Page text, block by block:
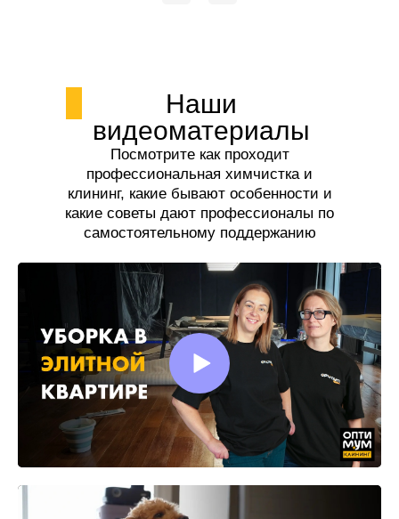
Наши
видеоматериалы
Посмотрите как проходит
профессиональная химчистка и
клининг, какие бывают особенности и
какие советы дают профессионалы по
самостоятельному поддержанию